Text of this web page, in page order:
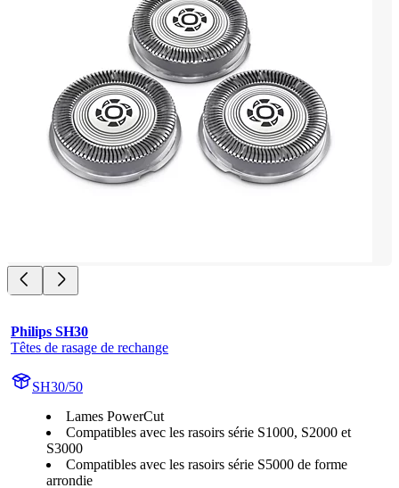
Philips SH30
Têtes de rasage de rechange
SH30/50
Lames PowerCut
Compatibles avec les rasoirs série S1000, S2000 et
S3000
Compatibles avec les rasoirs série S5000 de forme
arrondie